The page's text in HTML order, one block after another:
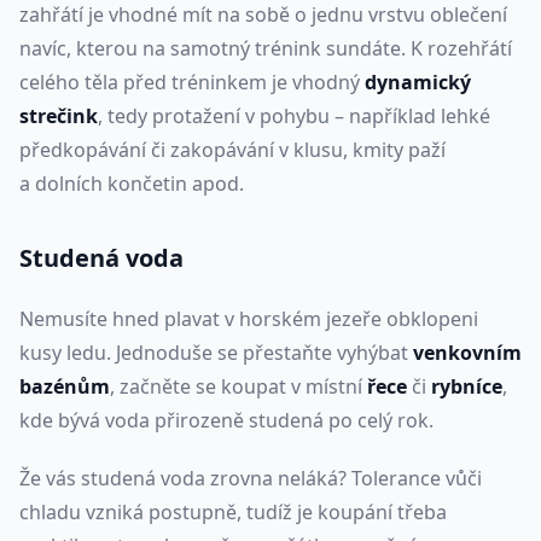
zahřátí je vhodné mít na sobě o jednu vrstvu oblečení
navíc, kterou na samotný trénink sundáte. K rozehřátí
celého těla před tréninkem je vhodnýdynamický
strečink, tedy protažení v pohybu – například lehké
předkopávání či zakopávání v klusu, kmity paží
a dolních končetin apod.
Studená voda
Nemusíte hned plavat v horském jezeře obklopeni
kusy ledu. Jednoduše se přestaňte vyhýbatvenkovním
bazénům, začněte se koupat v místnířece či rybníce,
kde bývá voda přirozeně studená po celý rok.
Že vás studená voda zrovna neláká? Tolerance vůči
chladu vzniká postupně, tudíž je koupání třeba